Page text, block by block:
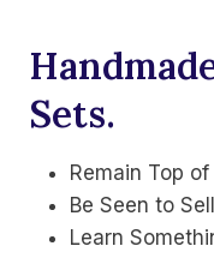
Sets.
Remain Top
Be Seen to Sell
Learn